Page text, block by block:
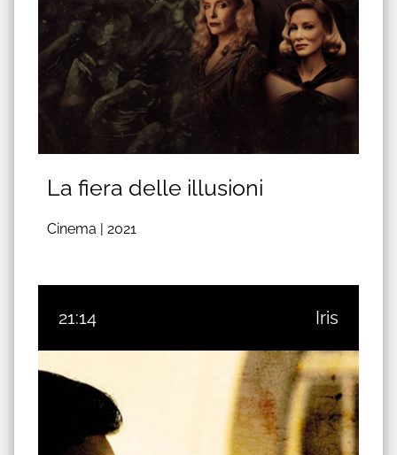
La fiera delle illusioni
Cinema | 2021
21:14 Iris